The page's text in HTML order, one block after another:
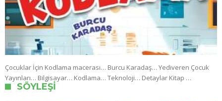
Çocuklar İçin Kodlama macerası… Burcu Karadaş… Yediveren Çocuk
Yayınları… Bilgisayar… Kodlama… Teknoloji… Detaylar Kitap …
SÖYLEŞI